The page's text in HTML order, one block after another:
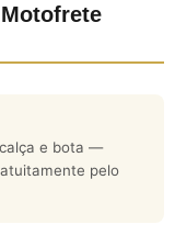
e bota —
pelo